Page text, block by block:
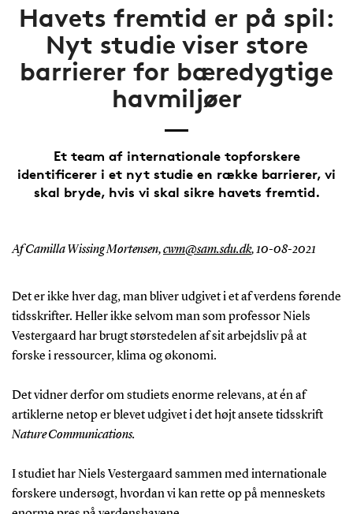
Havets fremtid er på spil:
Nyt studie viser store
barrierer for bæredygtige
havmiljøer
Et team af internationale topforskere
identificerer i et nyt studie en række barrierer, vi
skal bryde, hvis vi skal sikre havets fremtid.
Af Camilla Wissing Mortensen,cwm@sam.sdu.dk,10-08-2021
Det er ikke hver dag, man bliver udgivet i et af verdens førende
tidsskrifter. Heller ikke selvom man som professor Niels
Vestergaard har brugt størstedelen af sit arbejdsliv på at
forske i ressourcer, klima og økonomi.
Det vidner derfor om studiets enorme relevans, at én af
artiklerne netop er blevet udgivet i det højt ansete tidsskrift
Nature Communications.
I studiet har Niels Vestergaard sammen med internationale
forskere undersøgt, hvordan vi kan rette op på menneskets